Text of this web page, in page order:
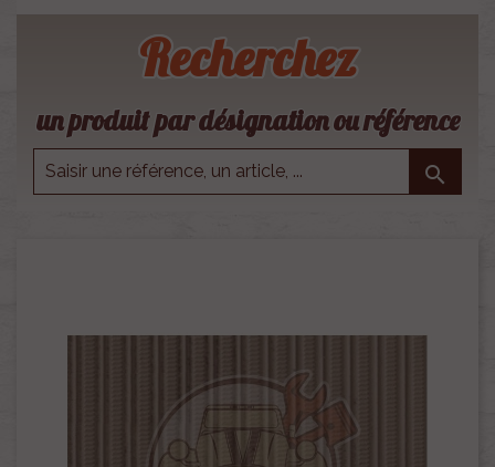
Recherchez
un produit par désignation ou référence
